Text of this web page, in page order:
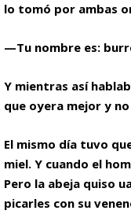
lo tomó por ambas
—Tu nombre es:
Y mientras así
que oyera mejor y
El mismo día tuvo
miel. Y cuando el
Pero la abeja quiso
picarles con su